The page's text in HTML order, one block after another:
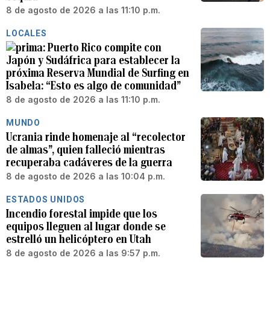
8 de agosto de 2026 a las 11:10 p.m.
LOCALES
Puerto Rico compite con
Japón y Sudáfrica para establecer la
próxima Reserva Mundial de Surfing en
Isabela: “Esto es algo de comunidad”
8 de agosto de 2026 a las 11:10 p.m.
MUNDO
Ucrania rinde homenaje al “recolector
de almas”, quien falleció mientras
recuperaba cadáveres de la guerra
8 de agosto de 2026 a las 10:04 p.m.
ESTADOS UNIDOS
Incendio forestal impide que los
equipos lleguen al lugar donde se
estrelló un helicóptero en Utah
8 de agosto de 2026 a las 9:57 p.m.